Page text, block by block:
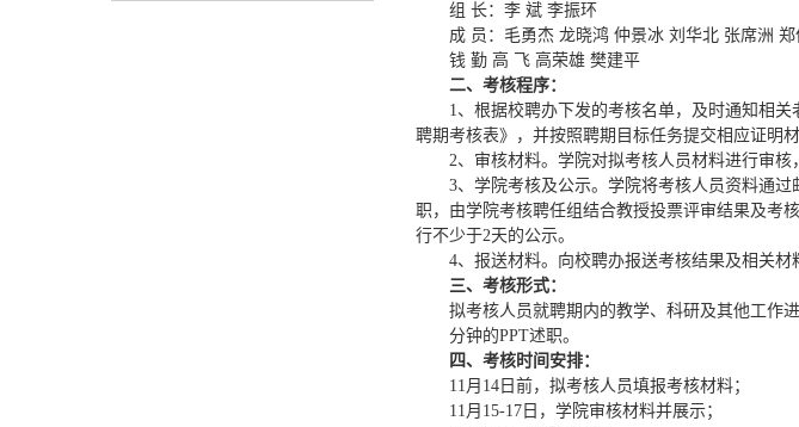
组 长：李 斌 李振环
成 员：毛勇杰 龙晓鸿 仲景冰 刘华北 张席洲
钱 勤 高 飞 高荣雄 樊建平
二、考核程序：
1、根据校聘办下发的考核名单，及时通知相
聘期考核表》，并按照聘期目标任务提交相应证明材
2、审核材料。学院对拟考核人员材料进行审核
3、学院考核及公示。学院将考核人员资料通
职，由学院考核聘任组结合教授投票评审结果及考
行不少于2天的公示。
4、报送材料。向校聘办报送考核结果及相关材
三、考核形式：
拟考核人员就聘期内的教学、科研及其他工作
分钟的PPT述职。
四、考核时间安排：
11月14日前，拟考核人员填报考核材料；
11月15-17日，学院审核材料并展示；